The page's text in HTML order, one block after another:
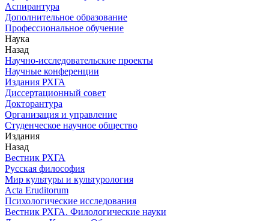
Аспирантура
Дополнительное образование
Профессиональное обучение
Наука
Назад
Научно-исследовательские проекты
Научные конференции
Издания РХГА
Диссертационный совет
Докторантура
Организация и управление
Студенческое научное общество
Издания
Назад
Вестник РХГА
Русская философия
Мир культуры и культурология
Acta Eruditorum
Психологические исследования
Вестник РХГА. Филологические науки